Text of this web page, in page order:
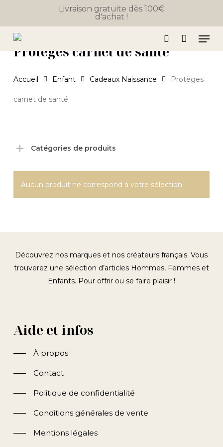
main
Livraison gratuite dès 100€
d'achat !
search
Cart
Protèges carnet de santé
Accueil Enfant Cadeaux Naissance Protèges
carnet de santé
Catégories de produits
Aucun produit ne correspond à votre sélection.
Découvrez nos marques et nos créateurs français. Vous
trouverez une sélection d’articles Hommes, Femmes et
Enfants. Pour offrir ou se faire plaisir !
Aide et infos
À propos
Contact
Politique de confidentialité
Conditions générales de vente
Mentions légales